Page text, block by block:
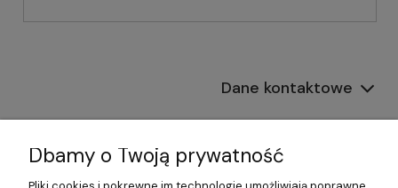
Dane kontaktowe
Informacje
Płatności i dostawa
Dbamy o Twoją prywatność